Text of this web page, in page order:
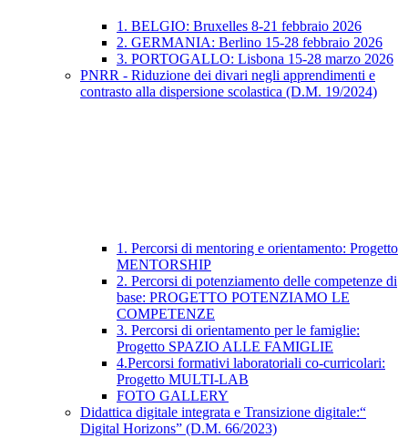
1. BELGIO: Bruxelles 8-21 febbraio 2026
2. GERMANIA: Berlino 15-28 febbraio 2026
3. PORTOGALLO: Lisbona 15-28 marzo 2026
PNRR - Riduzione dei divari negli apprendimenti e
contrasto alla dispersione scolastica (D.M. 19/2024)
1. Percorsi di mentoring e orientamento: Progetto
MENTORSHIP
2. Percorsi di potenziamento delle competenze di
base: PROGETTO POTENZIAMO LE
COMPETENZE
3. Percorsi di orientamento per le famiglie:
Progetto SPAZIO ALLE FAMIGLIE
4.Percorsi formativi laboratoriali co-curricolari:
Progetto MULTI-LAB
FOTO GALLERY
Didattica digitale integrata e Transizione digitale:“
Digital Horizons” (D.M. 66/2023)